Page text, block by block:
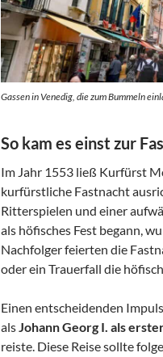
Gassen in Venedig, die zum Bummeln
So kam es einst zur
Im Jahr 1553 ließ Kurfürst
kurfürstliche Fastnacht
Ritterspielen und einer
als höfisches Fest begann,
Nachfolger feierten die
oder ein Trauerfall die
Einen entscheidenden
alsJohann Georg I. als
reiste. Diese Reise sollte